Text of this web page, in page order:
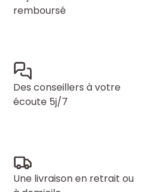
remboursé
Des conseillers à votre
écoute 5j/7
Une livraison en retrait ou